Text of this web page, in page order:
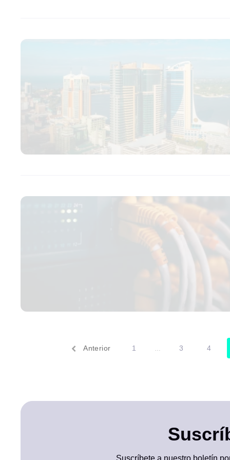
Anterior 1 … 3 4
Suscríbete a nuestro boletín